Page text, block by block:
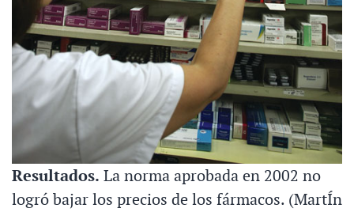
Resultados. La norma aprobada en 2002 no
logró bajar los precios de los fármacos. (MartÍn